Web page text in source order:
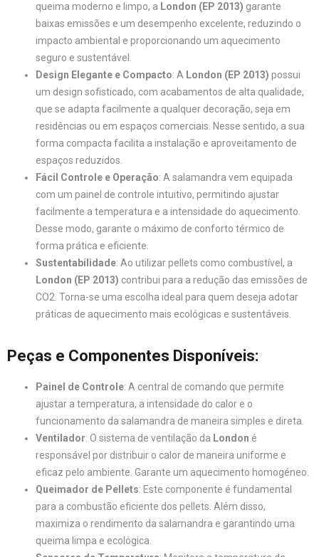
queima moderno e limpo, a London (EP 2013) garante
baixas emissões e um desempenho excelente, reduzindo o
impacto ambiental e proporcionando um aquecimento
seguro e sustentável.
Design Elegante e Compacto: A London (EP 2013) possui
um design sofisticado, com acabamentos de alta qualidade,
que se adapta facilmente a qualquer decoração, seja em
residências ou em espaços comerciais. Nesse sentido, a sua
forma compacta facilita a instalação e aproveitamento de
espaços reduzidos.
Fácil Controle e Operação: A salamandra vem equipada
com um painel de controle intuitivo, permitindo ajustar
facilmente a temperatura e a intensidade do aquecimento.
Desse modo, garante o máximo de conforto térmico de
forma prática e eficiente.
Sustentabilidade: Ao utilizar pellets como combustível, a
London (EP 2013) contribui para a redução das emissões de
CO2. Torna-se uma escolha ideal para quem deseja adotar
práticas de aquecimento mais ecológicas e sustentáveis.
Peças e Componentes Disponíveis:
Painel de Controle: A central de comando que permite
ajustar a temperatura, a intensidade do calor e o
funcionamento da salamandra de maneira simples e direta.
Ventilador: O sistema de ventilação da London é
responsável por distribuir o calor de maneira uniforme e
eficaz pelo ambiente. Garante um aquecimento homogéneo.
Queimador de Pellets: Este componente é fundamental
para a combustão eficiente dos pellets. Além disso,
maximiza o rendimento da salamandra e garantindo uma
queima limpa e ecológica.